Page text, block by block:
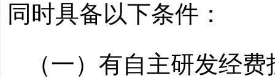
同时具备以下条件：
（一）有自主研发经